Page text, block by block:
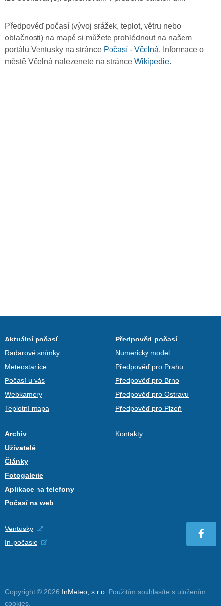
Předpověď počasí (vývoj srážek, teplot, větru nebo
oblačnosti) na mapě si můžete prohlédnout na našem
portálu Ventusky na stránce Počasí - Včelná. Informace o
městě Včelná nalezenete na stránce Wikipedie.
Aktuální počasí
Radarové snímky
Meteostanice
Počasí u vás
Webkamery
Teplotní mapa
Předpověď počasí
Numerický model
Předpověď pro Prahu
Předpověď pro Brno
Předpověď pro Ostravu
Předpověď pro Plzeň
Archiv
Uživatelé
Články
Fotogalerie
Aplikace na telefony
Počasí na web
Kontakty
Ventusky
In-počasie
Copyright © 2026 InMeteo, s.r.o. Použitím souhlasíte s uložením
cookies